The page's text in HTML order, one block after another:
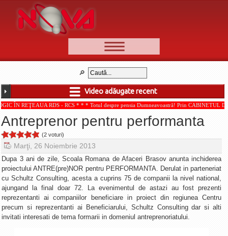
📰 Ştiri
🆕 Cele mai noi
Ştirile Nova TV
Poveşti din Braşov
Punct şi de la capăt
Faţă în faţă
Punctul pe I
BV-01-ADE
Aici pentru tine
Video adăugate recent
REŢEAUA RDS - RCS * * * Totul despre pensia Dumneavoastră! Prin CABINETUL
Antreprenor pentru performanta
(2 voturi)
Marţi, 26 Noiembrie 2013
Dupa 3 ani de zile, Scoala Romana de Afaceri Brasov anunta inchiderea
proiectului ANTRE(pre)NOR pentru PERFORMANTA. Derulat in parteneriat
cu Schultz Consulting, acesta a cuprins 75 de companii la nivel national,
ajungand la final doar 72. La evenimentul de astazi au fost prezenti
reprezentanti ai companiilor beneficiare in proiect din regiunea Centru
precum si reprezentanti ai Beneficiarului, Schultz Consulting dar si alti
invitati interesati de tema formarii in domeniul antreprenoriatului.